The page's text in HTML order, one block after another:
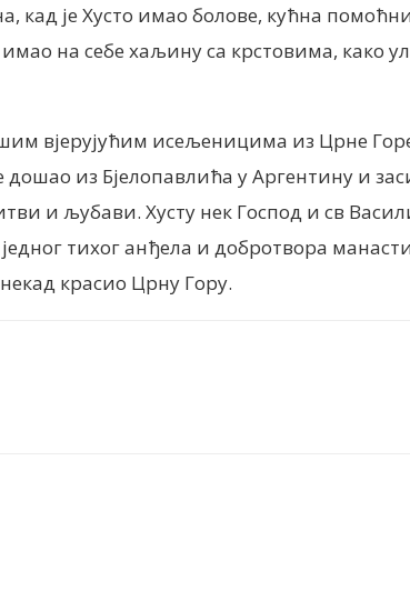
је Хусто имао болове, кућна
на себе хаљину са крстовима, како
вјерујућим исељеницима из Црне
из Бјелопавлића у Аргентину и
и љубави. Хусту нек Господ и св
тихог анђела и добротвора
красио Црну Гору.